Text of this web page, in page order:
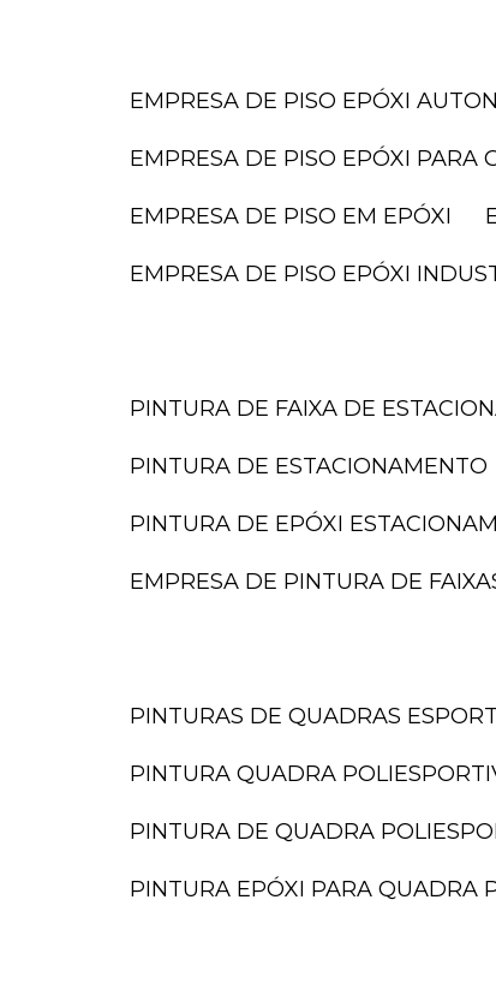
EMPRESA DE PISO EPÓXI
EMPRESA DE PISO EPÓXI PARA
EMPRESA DE PISO EM EPÓXI
EMPRESA DE PISO EPÓXI
PINTURA DE FAIXA DE
PINTURA DE ESTACIONAMENTO
PINTURA DE EPÓXI
EMPRESA DE PINTURA DE
PINTURAS DE QUADRAS
PINTURA QUADRA
PINTURA DE QUADRA
PINTURA EPÓXI PARA QUADRA